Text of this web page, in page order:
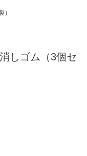
）
しゴム（3個セ